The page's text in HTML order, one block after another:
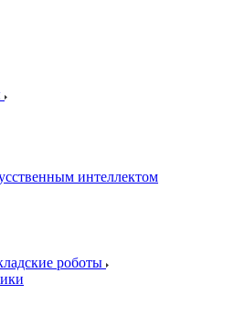
интеллектом
роботы